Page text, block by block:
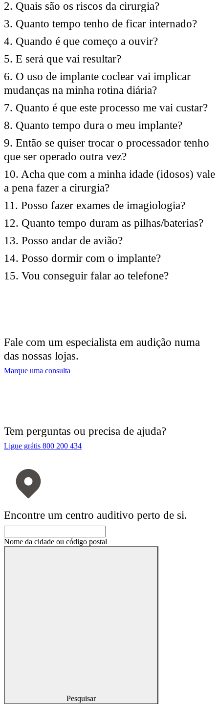
2. Quais são os riscos da cirurgia?
3. Quanto tempo tenho de ficar internado?
4. Quando é que começo a ouvir?
5. E será que vai resultar?
6. O uso de implante coclear vai implicar
mudanças na minha rotina diária?
7. Quanto é que este processo me vai custar?
8. Quanto tempo dura o meu implante?
9. Então se quiser trocar o processador tenho
que ser operado outra vez?
10. Acha que com a minha idade (idosos) vale
a pena fazer a cirurgia?
11. Posso fazer exames de imagiologia?
12. Quanto tempo duram as pilhas/baterias?
13. Posso andar de avião?
14. Posso dormir com o implante?
15. Vou conseguir falar ao telefone?
Fale com um especialista em audição numa
das nossas lojas.
Marque uma consulta
Tem perguntas ou precisa de ajuda?
Ligue grátis 800 200 434
Encontre um centro auditivo perto de si.
Nome da cidade ou código postal
Pesquisar